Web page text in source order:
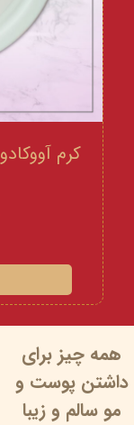
همه چیز برای
داشتن پوست و
مو سالم و زیبا